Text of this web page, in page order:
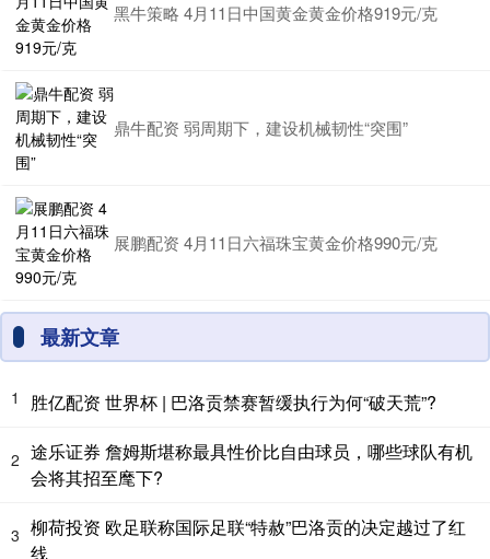
黑牛策略 4月11日中国黄金黄金价格919元/克
鼎牛配资 弱周期下，建设机械韧性“突围”
展鹏配资 4月11日六福珠宝黄金价格990元/克
最新文章
1 胜亿配资 世界杯 | 巴洛贡禁赛暂缓执行为何“破天荒”?
2 途乐证券 詹姆斯堪称最具性价比自由球员，哪些球队有机
会将其招至麾下?
3 柳荷投资 欧足联称国际足联“特赦”巴洛贡的决定越过了红
线